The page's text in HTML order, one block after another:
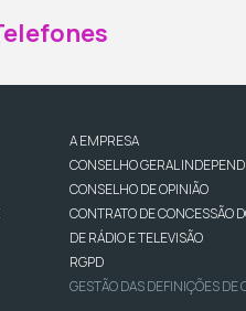
A EMPRESA
CONSELHO GERAL
CONSELHO DE OPINIÃO
CONTRATO DE CONCESSÃO
DE RÁDIO E TELEVISÃO
RGPD
GESTÃO DAS DEFINIÇÕES DE